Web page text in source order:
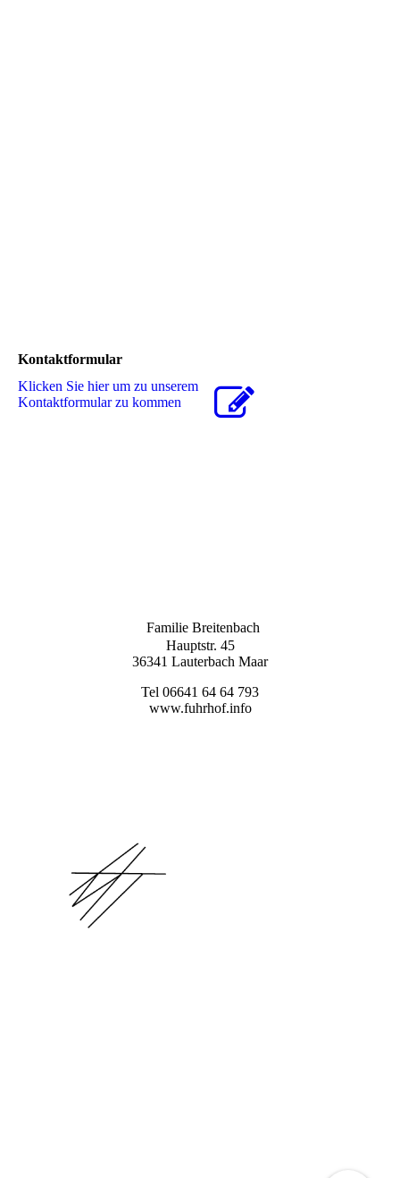
Kontaktformular
Klicken Sie hier um zu unserem
Kon­takt­for­mu­lar zu kommen
Familie Breitenbach
Hauptstr. 45
36341 Lauterbach Maar
Tel 06641 64 64 793
www.fuhrhof.info